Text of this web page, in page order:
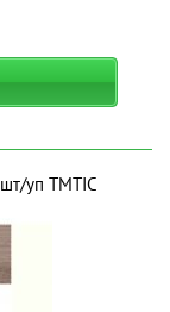
шт/уп ТМТІС